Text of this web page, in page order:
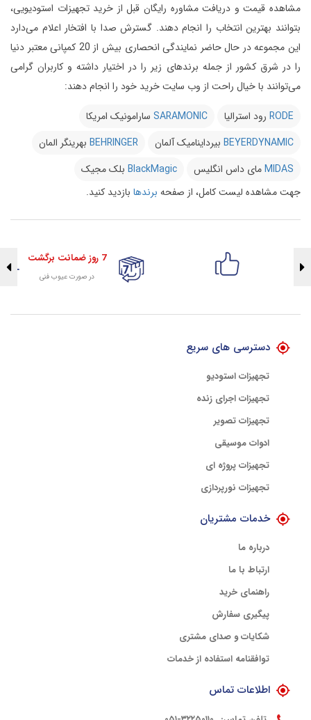
مشاهده قیمت و دریافت مشاوره رایگان قبل از خرید تجهیزات استودیویی،
بتوانند بهترین انتخاب را انجام دهند. گسترش صدا با افتخار اعلام می‌دارد
این مجموعه در حال حاضر نمایندگی انحصاری بیش از 20 کمپانی معتبر دنیا
را در شرق کشور از جمله برندهای زیر را در اختیار داشته و کاربران گرامی
می‌توانند با خیال راحت از وب سایت خرید خود را انجام دهند:
RODE رود استرالیا SARAMONIC سارامونیک امریکا
BEYERDYNAMIC بیرداینامیک آلمان BEHRINGER بهرینگر المان
MIDASمای داس انگلیس BlackMagic بلک مجیک
جهت مشاهده لیست کامل، از صفحه برندها بازدید کنید.
7 روز ضمانت برگشت
در صورت عیوب فنی
دسترسی های سریع
تجهیزات استودیو
تجهیزات اجرای زنده
تجهیزات تصویر
ادوات موسیقی
تجهیزات پروژه ای
تجهیزات نورپردازی
خدمات مشتریان
درباره ما
ارتباط با ما
راهنمای خرید
پیگیری سفارش
شکایات و صدای مشتری
توافقنامه استفاده از خدمات
اطلاعات تماس